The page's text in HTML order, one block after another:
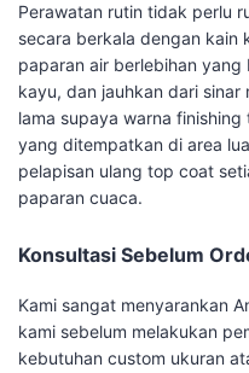
Perawatan rutin tidak perlu
secara berkala dengan kain
paparan air berlebihan yang
kayu, dan jauhkan dari
lama supaya warna
yang ditempatkan di area
pelapisan ulang top coat
paparan cuaca.
Konsultasi Sebelum
Kami sangat menyarankan
kami sebelum melakukan
kebutuhan custom ukuran